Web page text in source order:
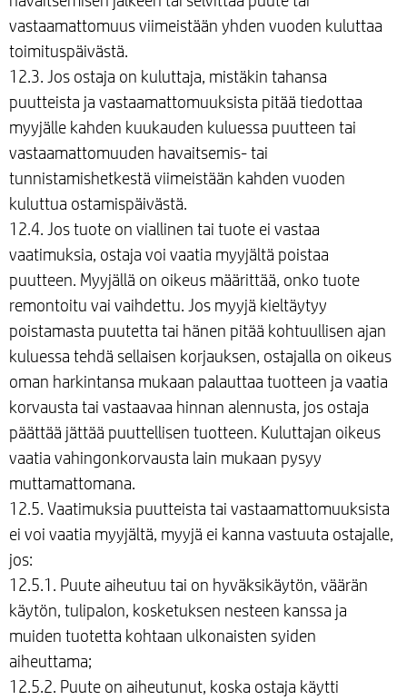
vastaamattomuus viimeistään yhden vuoden kuluttaa
toimituspäivästä.
12.3. Jos ostaja on kuluttaja, mistäkin tahansa
puutteista ja vastaamattomuuksista pitää tiedottaa
myyjälle kahden kuukauden kuluessa puutteen tai
vastaamattomuuden havaitsemis- tai
tunnistamishetkestä viimeistään kahden vuoden
kuluttua ostamispäivästä.
12.4. Jos tuote on viallinen tai tuote ei vastaa
vaatimuksia, ostaja voi vaatia myyjältä poistaa
puutteen. Myyjällä on oikeus määrittää, onko tuote
remontoitu vai vaihdettu. Jos myyjä kieltäytyy
poistamasta puutetta tai hänen pitää kohtuullisen ajan
kuluessa tehdä sellaisen korjauksen, ostajalla on oikeus
oman harkintansa mukaan palauttaa tuotteen ja vaatia
korvausta tai vastaavaa hinnan alennusta, jos ostaja
päättää jättää puuttellisen tuotteen. Kuluttajan oikeus
vaatia vahingonkorvausta lain mukaan pysyy
muttamattomana.
12.5. Vaatimuksia puutteista tai vastaamattomuuksista
ei voi vaatia myyjältä, myyjä ei kanna vastuuta ostajalle,
jos:
12.5.1. Puute aiheutuu tai on hyväksikäytön, väärän
käytön, tulipalon, kosketuksen nesteen kanssa ja
muiden tuotetta kohtaan ulkonaisten syiden
aiheuttama;
12.5.2. Puute on aiheutunut, koska ostaja käytti